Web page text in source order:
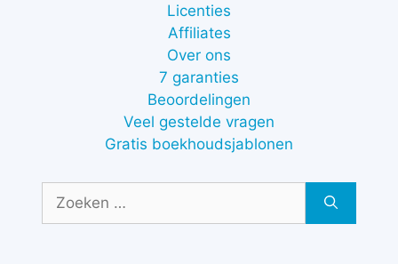
Licenties
Affiliates
Over ons
7 garanties
Beoordelingen
Veel gestelde vragen
Gratis boekhoudsjablonen
naar: